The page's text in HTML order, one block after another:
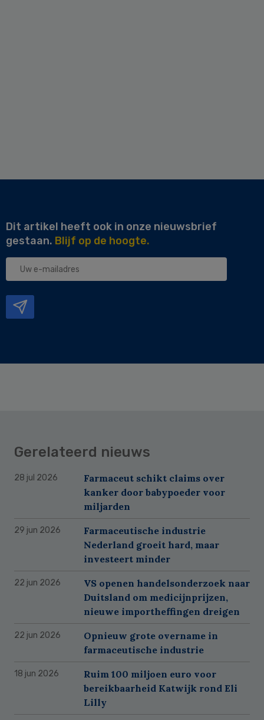
Dit artikel heeft ook in onze nieuwsbrief
gestaan. Blijf op de hoogte.
Uw
Gerelateerd nieuws
28 jul 2026
Farmaceut schikt claims over
kanker door babypoeder voor
miljarden
29 jun 2026
Farmaceutische industrie
Nederland groeit hard, maar
investeert minder
22 jun 2026
VS openen handelsonderzoek naar
Duitsland om medicijnprijzen,
nieuwe importheffingen dreigen
22 jun 2026
Opnieuw grote overname in
farmaceutische industrie
18 jun 2026
Ruim 100 miljoen euro voor
bereikbaarheid Katwijk rond Eli
Lilly